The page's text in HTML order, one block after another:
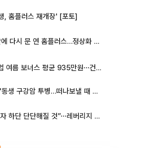
, 홈플러스 재개장' [포토]
22일 만에 다시 문 연 홈플러스…정상화 바쁜데 재고 없어 ‘발동동’[가보니]
日대기업 여름 보너스 평균 935만원⋯건설회사 1800만 넘어
차인표 "동생 구강암 투병…떠나보낼 때 가장 힘들었다”
“삼성전자 하단 단단해질 것”⋯레버리지 규제에 쏠림 완화 [찐코노미]